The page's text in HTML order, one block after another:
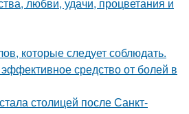
которые следует соблюдать.
средство от болей в
столицей после Санкт-